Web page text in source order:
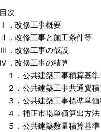
目次
Ⅰ．改修工事概要
Ⅱ．改修工事と施工条件等
Ⅲ．改修工事の仮設
Ⅳ．改修工事の積算
１．公共建築工事積算基準
２．公共建築工事共通費
３．公共建築工事標準単
４．補正市場単価算出方法
５．公共建築数量積算基準